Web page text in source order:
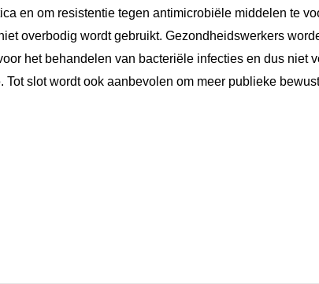
en om resistentie tegen antimicrobiële middelen te
overbodig wordt gebruikt. Gezondheidswerkers
het behandelen van bacteriële infecties en dus niet
Tot slot wordt ook aanbevolen om meer publieke